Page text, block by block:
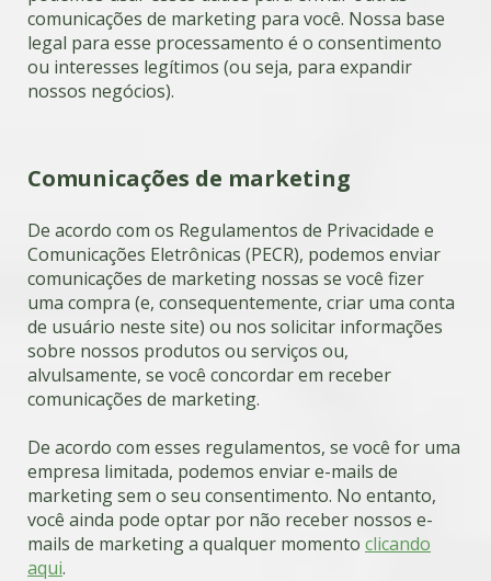
comunicações de marketing para você. Nossa base
legal para esse processamento é o consentimento
ou interesses legítimos (ou seja, para expandir
nossos negócios).
Comunicações de marketing
De acordo com os Regulamentos de Privacidade e
Comunicações Eletrônicas (PECR), podemos enviar
comunicações de marketing nossas se você fizer
uma compra (e, consequentemente, criar uma conta
de usuário neste site) ou nos solicitar informações
sobre nossos produtos ou serviços ou,
alvulsamente, se você concordar em receber
comunicações de marketing.
De acordo com esses regulamentos, se você for uma
empresa limitada, podemos enviar e-mails de
marketing sem o seu consentimento. No entanto,
você ainda pode optar por não receber nossos e-
mails de marketing a qualquer momento clicando
aqui.